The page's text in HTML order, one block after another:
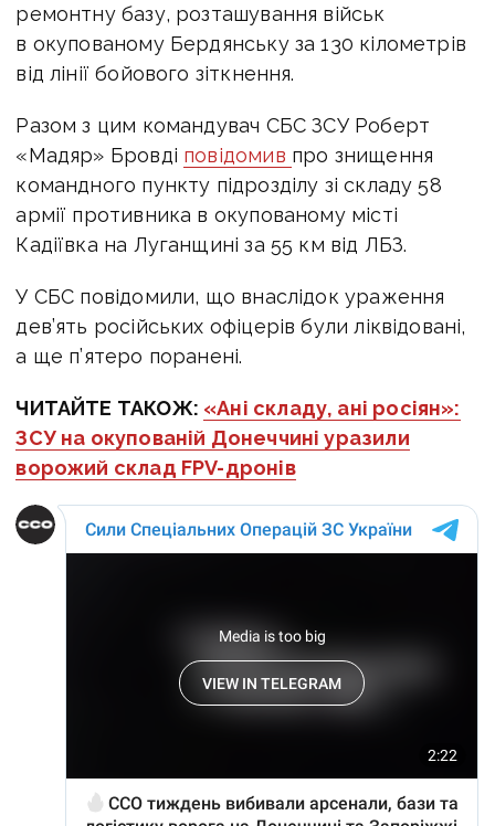
ремонтну базу, розташування військ
в окупованому Бердянську за 130 кілометрів
від лінії бойового зіткнення.
Разом з цим командувач СБС ЗСУ Роберт
«Мадяр» Бровді повідомив про знищення
командного пункту підрозділу зі складу 58
армії противника в окупованому місті
Кадіївка на Луганщині за 55 км від ЛБЗ.
У СБС повідомили, що внаслідок ураження
дев’ять російських офіцерів були ліквідовані,
а ще п’ятеро поранені.
ЧИТАЙТЕ ТАКОЖ: «Ані складу, ані росіян»:
ЗСУ на окупованій Донеччині уразили
ворожий склад FPV-дронів